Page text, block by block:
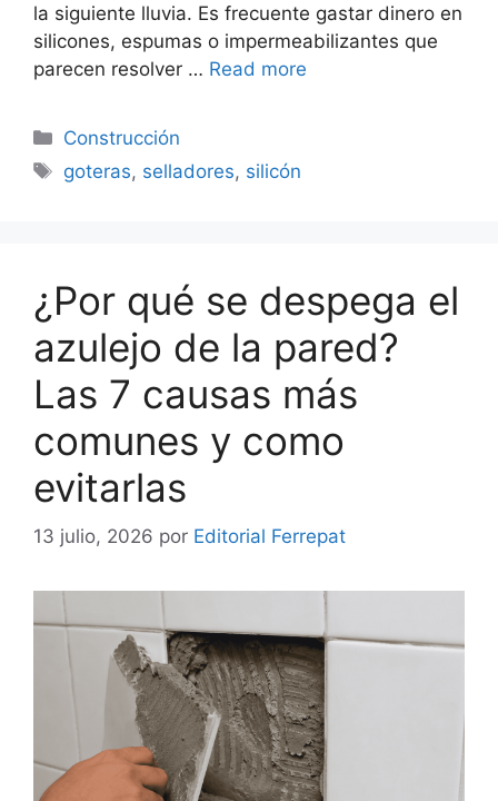
la siguiente lluvia. Es frecuente gastar dinero en
silicones, espumas o impermeabilizantes que
parecen resolver … Read more
Categorías
Construcción
Etiquetas
goteras, selladores, silicón
¿Por qué se despega el
azulejo de la pared?
Las 7 causas más
comunes y como
evitarlas
13 julio, 2026 por Editorial Ferrepat